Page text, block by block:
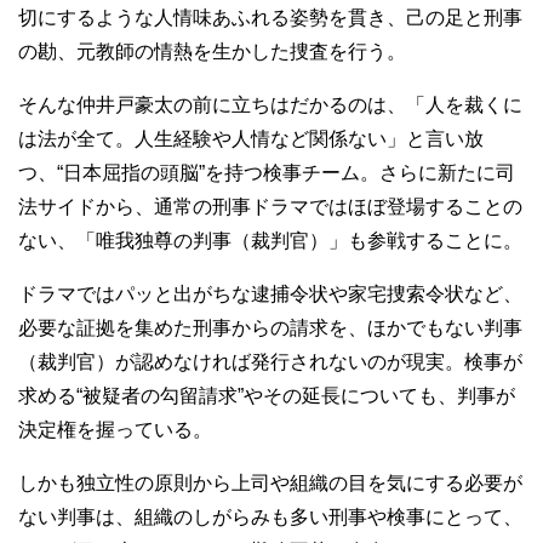
切にするような人情味あふれる姿勢を貫き、己の足と刑事
の勘、元教師の情熱を生かした捜査を行う。
そんな仲井戸豪太の前に立ちはだかるのは、「人を裁くに
は法が全て。人生経験や人情など関係ない」と言い放
つ、“日本屈指の頭脳”を持つ検事チーム。さらに新たに司
法サイドから、通常の刑事ドラマではほぼ登場することの
ない、「唯我独尊の判事（裁判官）」も参戦することに。
ドラマではパッと出がちな逮捕令状や家宅捜索令状など、
必要な証拠を集めた刑事からの請求を、ほかでもない判事
（裁判官）が認めなければ発行されないのが現実。検事が
求める“被疑者の勾留請求”やその延長についても、判事が
決定権を握っている。
しかも独立性の原則から上司や組織の目を気にする必要が
ない判事は、組織のしがらみも多い刑事や検事にとって、